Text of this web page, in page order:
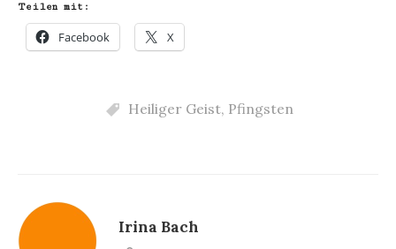
Teilen mit:
Facebook X
Heiliger Geist, Pfingsten
Irina Bach